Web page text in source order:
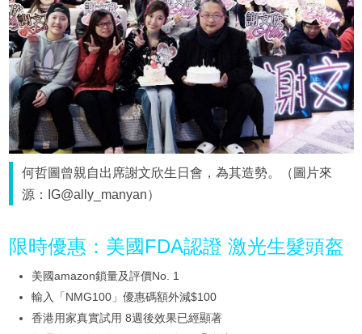
何哲圖曾親自出席謝文欣生日會，為其造勢。（圖片來
源：IG@ally_manyan）
限時優惠：美國FDA認證 激光生髮頭盔
美國amazon鎖量及評價No. 1
輸入「NMG100」優惠碼額外減$100
香港用家真實試用 8週後效果已經顯著